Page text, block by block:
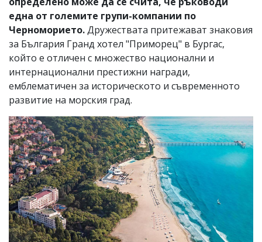
една от големите групи-компании по
Черноморието.Дружествата притежават знаковия
за България Гранд хотел "Приморец" в Бургас,
който е отличен с множество национални и
интернационални престижни награди,
емблематичен за историческото и съвременното
развитие на морския град.